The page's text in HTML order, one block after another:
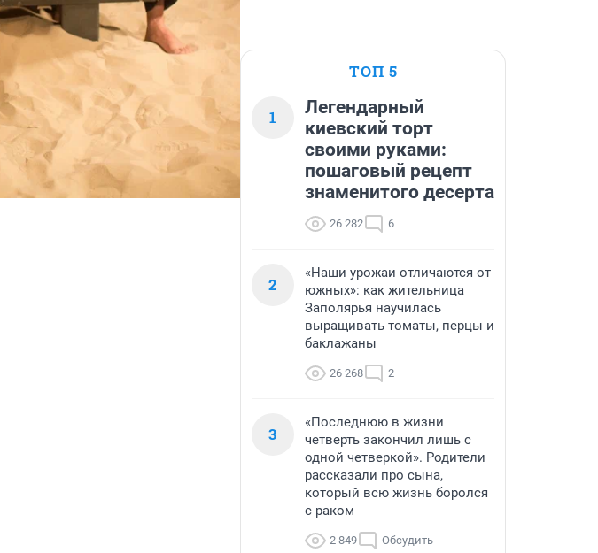
ТОП 5
1
Легендарный
киевский торт
своими руками:
пошаговый рецепт
знаменитого десерта
26 282 6
2
«Наши урожаи отличаются от
южных»: как жительница
Заполярья научилась
выращивать томаты, перцы и
баклажаны
26 268 2
3
«Последнюю в жизни
четверть закончил лишь с
одной четверкой». Родители
рассказали про сына,
который всю жизнь боролся
с раком
2 849 Обсудить